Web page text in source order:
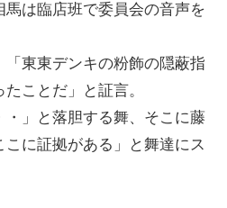
は臨店班で委員会の音声を
東東デンキの粉飾の隠蔽指
ことだ」と証言。
・」と落胆する舞、そこに藤
に証拠がある」と舞達にス